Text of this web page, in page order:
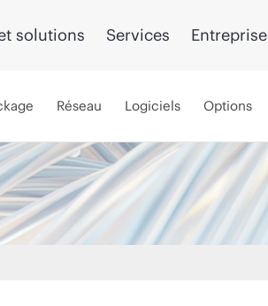
solutions Services Entreprise
Réseau Logiciels Options